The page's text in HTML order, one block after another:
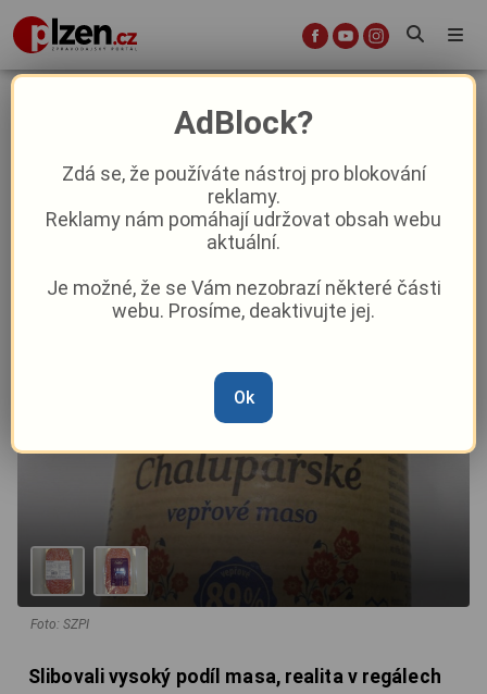
Maso jen na papíře? Inspekce
stopla prodej salámu a konzervy!
17. 2.|07:49
Foto: SZPI
Slibovali vysoký podíl masa, realita v regálech
AdBlock?
Zdá se, že používáte nástroj pro blokování
reklamy.
Reklamy nám pomáhají udržovat obsah webu
aktuální.
Je možné, že se Vám nezobrazí některé části
webu. Prosíme, deaktivujte jej.
Ok